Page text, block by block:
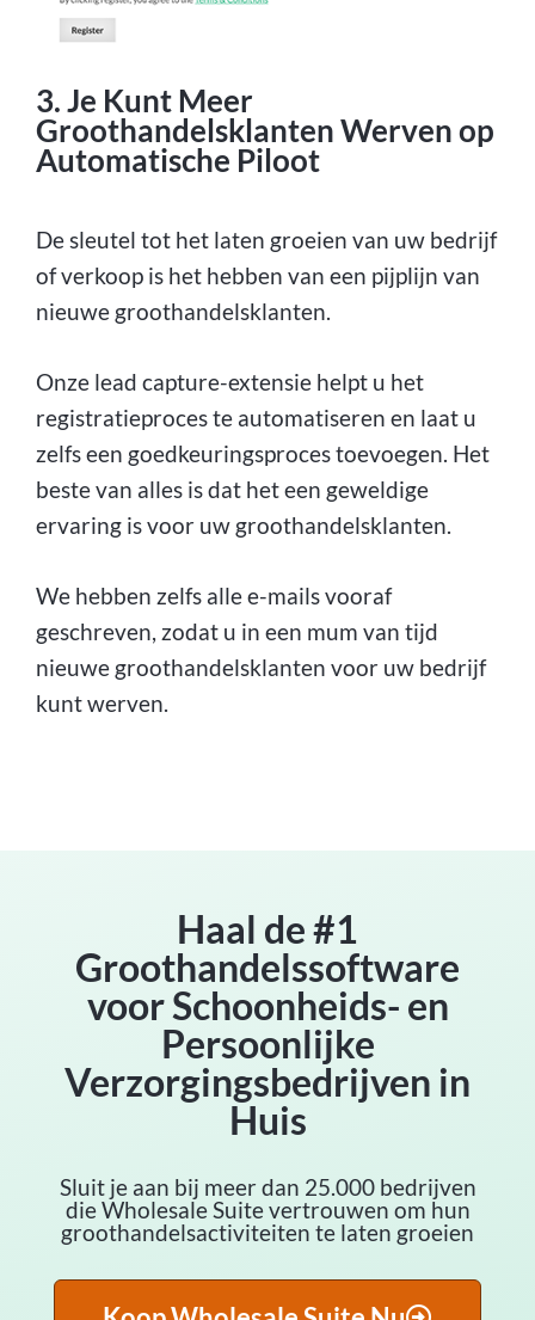
3. Je Kunt Meer
Groothandelsklanten Werven op
Automatische Piloot
De sleutel tot het laten groeien van uw bedrijf
of verkoop is het hebben van een pijplijn van
nieuwe groothandelsklanten.
Onze lead capture-extensie helpt u het
registratieproces te automatiseren en laat u
zelfs een goedkeuringsproces toevoegen. Het
beste van alles is dat het een geweldige
ervaring is voor uw groothandelsklanten.
We hebben zelfs alle e-mails vooraf
geschreven, zodat u in een mum van tijd
nieuwe groothandelsklanten voor uw bedrijf
kunt werven.
Haal de #1
Groothandelssoftware
voor Schoonheids- en
Persoonlijke
Verzorgingsbedrijven in
Huis
Sluit je aan bij meer dan 25.000 bedrijven
die Wholesale Suite vertrouwen om hun
groothandelsactiviteiten te laten groeien